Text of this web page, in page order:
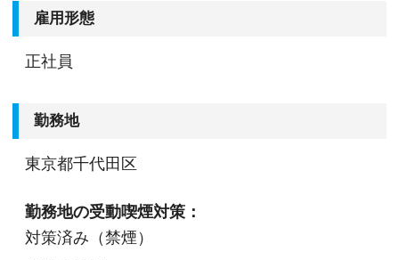
雇用形態
正社員
勤務地
東京都千代田区
勤務地の受動喫煙対策：
対策済み（禁煙）